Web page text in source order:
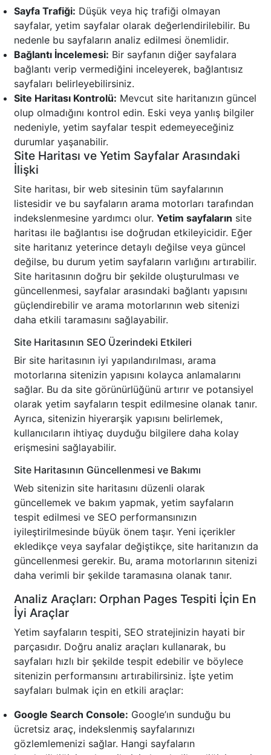
Sayfa Trafiği: Düşük veya hiç trafiği olmayan
sayfalar, yetim sayfalar olarak değerlendirilebilir. Bu
nedenle bu sayfaların analiz edilmesi önemlidir.
Bağlantı İncelemesi: Bir sayfanın diğer sayfalara
bağlantı verip vermediğini inceleyerek, bağlantısız
sayfaları belirleyebilirsiniz.
Site Haritası Kontrolü: Mevcut site haritanızın güncel
olup olmadığını kontrol edin. Eski veya yanlış bilgiler
nedeniyle, yetim sayfalar tespit edemeyeceğiniz
durumlar yaşanabilir.
Site Haritası ve Yetim Sayfalar Arasındaki
İlişki
Site haritası, bir web sitesinin tüm sayfalarının
listesidir ve bu sayfaların arama motorları tarafından
indekslenmesine yardımcı olur. Yetim sayfaların site
haritası ile bağlantısı ise doğrudan etkileyicidir. Eğer
site haritanız yeterince detaylı değilse veya güncel
değilse, bu durum yetim sayfaların varlığını artırabilir.
Site haritasının doğru bir şekilde oluşturulması ve
güncellenmesi, sayfalar arasındaki bağlantı yapısını
güçlendirebilir ve arama motorlarının web sitenizi
daha etkili taramasını sağlayabilir.
Site Haritasının SEO Üzerindeki Etkileri
Bir site haritasının iyi yapılandırılması, arama
motorlarına sitenizin yapısını kolayca anlamalarını
sağlar. Bu da site görünürlüğünü artırır ve potansiyel
olarak yetim sayfaların tespit edilmesine olanak tanır.
Ayrıca, sitenizin hiyerarşik yapısını belirlemek,
kullanıcıların ihtiyaç duyduğu bilgilere daha kolay
erişmesini sağlayabilir.
Site Haritasının Güncellenmesi ve Bakımı
Web sitenizin site haritasını düzenli olarak
güncellemek ve bakım yapmak, yetim sayfaların
tespit edilmesi ve SEO performansınızın
iyileştirilmesinde büyük önem taşır. Yeni içerikler
ekledikçe veya sayfalar değiştikçe, site haritanızın da
güncellenmesi gerekir. Bu, arama motorlarının sitenizi
daha verimli bir şekilde taramasına olanak tanır.
Analiz Araçları: Orphan Pages Tespiti İçin En
İyi Araçlar
Yetim sayfaların tespiti, SEO stratejinizin hayati bir
parçasıdır. Doğru analiz araçları kullanarak, bu
sayfaları hızlı bir şekilde tespit edebilir ve böylece
sitenizin performansını artırabilirsiniz. İşte yetim
sayfaları bulmak için en etkili araçlar:
Google Search Console: Google’ın sunduğu bu
ücretsiz araç, indekslenmiş sayfalarınızı
gözlemlemenizi sağlar. Hangi sayfaların